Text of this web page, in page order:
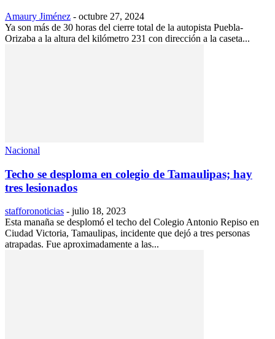
Amaury Jiménez - octubre 27, 2024
Ya son más de 30 horas del cierre total de la autopista Puebla-
Orizaba a la altura del kilómetro 231 con dirección a la caseta...
Nacional
Techo se desploma en colegio de Tamaulipas; hay
tres lesionados
stafforonoticias - julio 18, 2023
Esta manaña se desplomó el techo del Colegio Antonio Repiso en
Ciudad Victoria, Tamaulipas, incidente que dejó a tres personas
atrapadas. Fue aproximadamente a las...